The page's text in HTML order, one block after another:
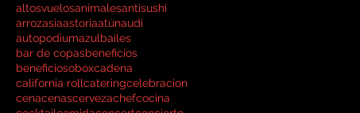
altosvuelosanimalesantisushi
arrozasiaastoriaatúnaudi
autopodiumazulbailes
bar de copasbeneficios
beneficiosoboxcadena
california rollcateringcelebracion
cenacenascervezachefcocina